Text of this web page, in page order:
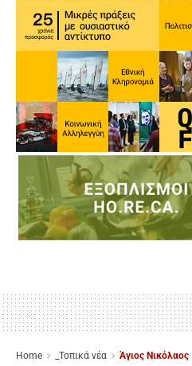
Home _Τοπικά νέα Άγιος Νικόλαος